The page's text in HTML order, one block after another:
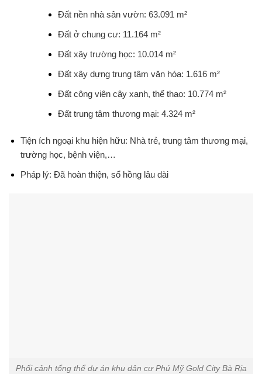
Đất nền nhà sân vườn: 63.091 m²
Đất ở chung cư: 11.164 m²
Đất xây trường học: 10.014 m²
Đất xây dựng trung tâm văn hóa: 1.616 m²
Đất công viên cây xanh, thể thao: 10.774 m²
Đất trung tâm thương mại: 4.324 m²
Tiện ích ngoại khu hiện hữu: Nhà trẻ, trung tâm thương mại,
trường học, bệnh viện,…
Pháp lý: Đã hoàn thiện, sổ hồng lâu dài
Phối cảnh tổng thể dự án khu dân cư Phú Mỹ Gold City Bà Rịa